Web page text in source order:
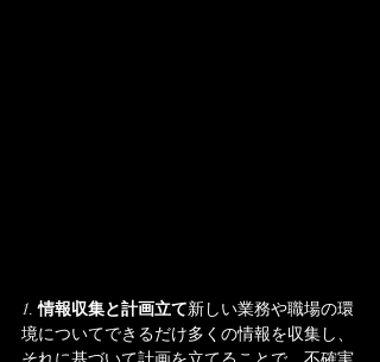
1. 情報収集と計画立て新しい業務や職場の環
境についてできるだけ多くの情報を収集し、